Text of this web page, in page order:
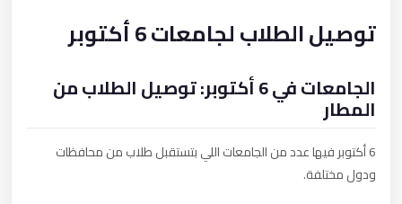
توصيل الطلاب لجامعات 6 أكتوبر
الجامعات في 6 أكتوبر: توصيل الطلاب من
المطار
6 أكتوبر فيها عدد من الجامعات اللي بتستقبل طلاب من محافظات
ودول مختلفة.